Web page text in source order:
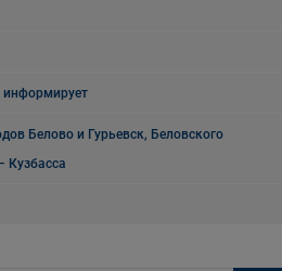
информирует
Белово и Гурьевск, Беловского
Кузбасса